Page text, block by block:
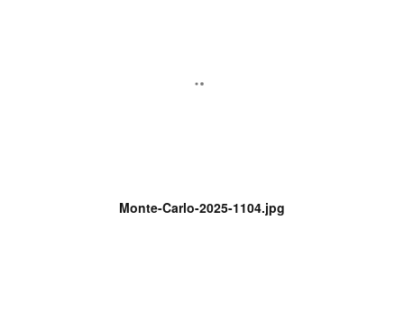
Monte-Carlo-2025-1104.jpg